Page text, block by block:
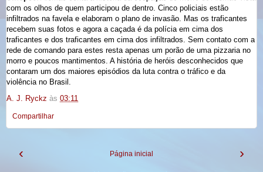
com os olhos de quem participou de dentro. Cinco policiais estão
infiltrados na favela e elaboram o plano de invasão. Mas os traficantes
recebem suas fotos e agora a caçada é da polícia em cima dos
traficantes e dos traficantes em cima dos infiltrados. Sem contato com a
rede de comando para estes resta apenas um porão de uma pizzaria no
morro e poucos mantimentos. A história de heróis desconhecidos que
contaram um dos maiores episódios da luta contra o tráfico e da
violência no Brasil.
A. J. Ryckz às 03:11
Compartilhar
‹ ›
Página inicial